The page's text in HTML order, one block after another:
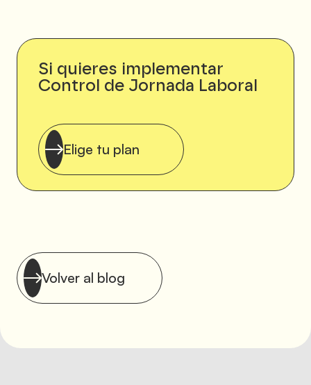
Si quieres implementar
Control de Jornada Laboral
Elige tu plan
Volver al blog